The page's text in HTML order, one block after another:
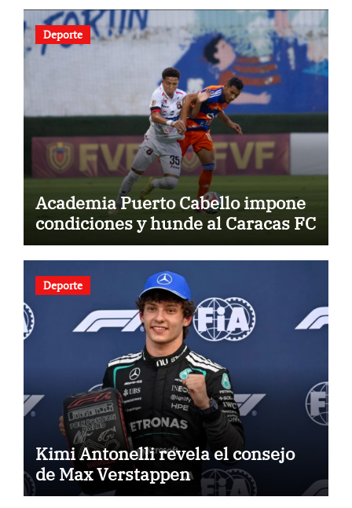
Deporte
Academia Puerto Cabello impone
condiciones y hunde al Caracas FC
Deporte
Kimi Antonelli revela el consejo
de Max Verstappen